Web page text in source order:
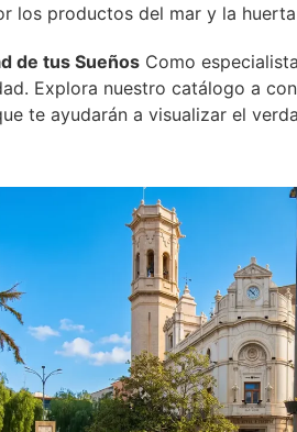
los productos del mar y la
de tus Sueños Como
Explora nuestro catálogo a
te ayudarán a visualizar el